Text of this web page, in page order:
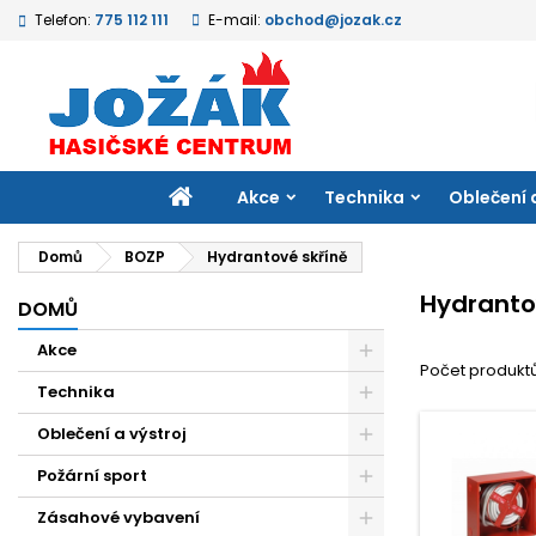
Telefon: 775 112 111 E-mail: obchod@jozak.cz
DOMŮAkce Technika Oblečení
Domů BOZP Hydrantové skříně
DOMŮ
Akce
Technika
Oblečení a výstroj
Požární sport
Zásahové vybavení
Počet